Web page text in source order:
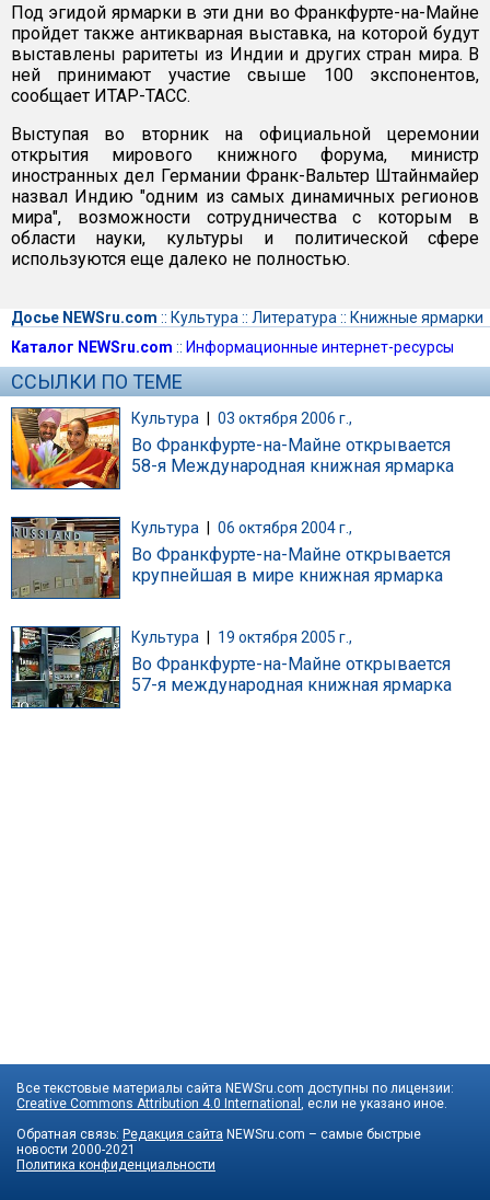
Под эгидой ярмарки в эти дни во Франкфурте-на-Майне
пройдет также антикварная выставка, на которой будут
выставлены раритеты из Индии и других стран мира. В
ней принимают участие свыше 100 экспонентов,
сообщает ИТАР-ТАСС.
Выступая во вторник на официальной церемонии
открытия мирового книжного форума, министр
иностранных дел Германии Франк-Вальтер Штайнмайер
назвал Индию "одним из самых динамичных регионов
мира", возможности сотрудничества с которым в
области науки, культуры и политической сфере
используются еще далеко не полностью.
Досье NEWSru.com :: Культура :: Литература :: Книжные ярмарки
Каталог NEWSru.com :: Информационные интернет-ресурсы
ССЫЛКИ ПО ТЕМЕ
Культура | 03 октября 2006 г.,
Во Франкфурте-на-Майне открывается
58-я Международная книжная ярмарка
Культура 06 октября 2004 г.,
Во Франкфурте-на-Майне открывается
крупнейшая в мире книжная ярмарка
Культура 19 октября 2005 г.,
Во Франкфурте-на-Майне открывается
57-я международная книжная ярмарка
Все текстовые материалы сайта NEWSru.com доступны по лицензии:
Creative Commons Attribution 4.0 International , если не указано иное.
Обратная связь: Редакция сайта NEWSru.com – самые быстрые
новости 2000-2021
Политика конфиденциальности